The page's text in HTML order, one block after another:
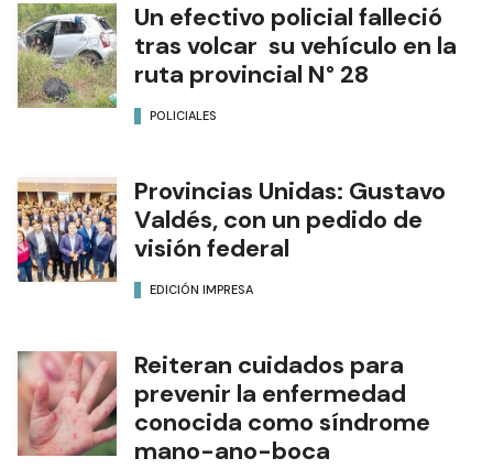
Un efectivo policial falleció
tras volcar su vehículo en la
ruta provincial N° 28
POLICIALES
Provincias Unidas: Gustavo
Valdés, con un pedido de
visión federal
EDICIÓN IMPRESA
Reiteran cuidados para
prevenir la enfermedad
conocida como síndrome
mano-ano-boca